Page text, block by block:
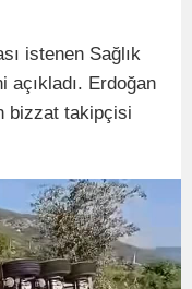
istenen Sağlık
açıkladı. Erdoğan
bizzat takipçisi